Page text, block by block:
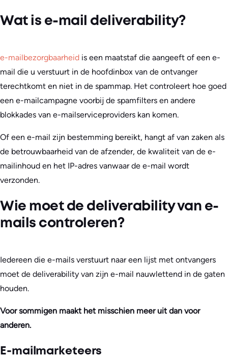
Wat is e-mail deliverability?
e-mailbezorgbaarheid is een maatstaf die aangeeft of een e-
mail die u verstuurt in de hoofdinbox van de ontvanger
terechtkomt en niet in de spammap. Het controleert hoe goed
een e-mailcampagne voorbij de spamfilters en andere
blokkades van e-mailserviceproviders kan komen.
Of een e-mail zijn bestemming bereikt, hangt af van zaken als
de betrouwbaarheid van de afzender, de kwaliteit van de e-
mailinhoud en het IP-adres vanwaar de e-mail wordt
verzonden.
Wie moet de deliverability van e-
mails controleren?
Iedereen die e-mails verstuurt naar een lijst met ontvangers
moet de deliverability van zijn e-mail nauwlettend in de gaten
houden.
Voor sommigen maakt het misschien meer uit dan voor
anderen.
E-mailmarketeers